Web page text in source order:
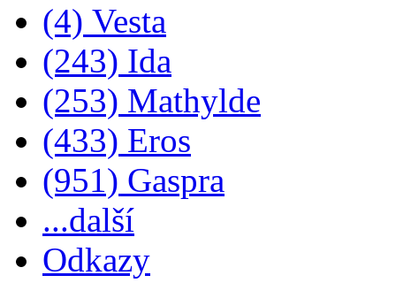
(4) Vesta
(243) Ida
(253) Mathylde
(433) Eros
(951) Gaspra
...další
Odkazy